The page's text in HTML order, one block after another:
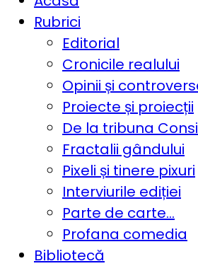
Rubrici
Editorial
Cronicile realului
Opinii și
Proiecte și proiecții
De la tribuna
Fractalii gândului
Pixeli și tinere pixuri
Interviurile ediției
Parte de carte…
Profana comedia
Bibliotecă